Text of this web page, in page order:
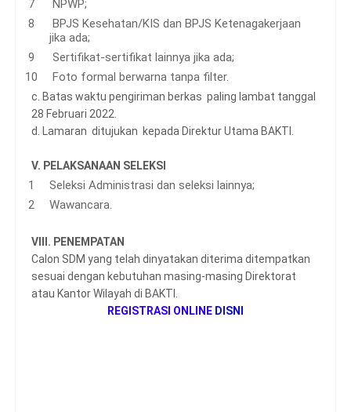
NPWP;
BPJS Kesehatan/KIS dan BPJS Ketenagakerjaan
jika ada;
Sertifikat-sertifikat lainnya jika ada;
Foto formal berwarna tanpa filter.
c. Batas waktu pengiriman berkas paling lambat tanggal
28 Februari 2022.
d. Lamaran ditujukan kepada Direktur Utama BAKTI.
V. PELAKSANAAN SELEKSI
Seleksi Administrasi dan seleksi lainnya;
Wawancara.
VIII. PENEMPATAN
Calon SDM yang telah dinyatakan diterima ditempatkan
sesuai dengan kebutuhan masing-masing Direktorat
atau Kantor Wilayah di BAKTI.
REGISTRASI ONLINE DISNI